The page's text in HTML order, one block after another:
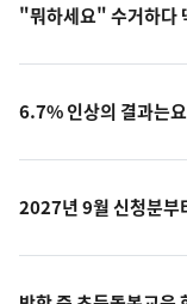
"뭐하세요" 수거하다
6.7% 인상의 결과는
2027년 9월 신청분부